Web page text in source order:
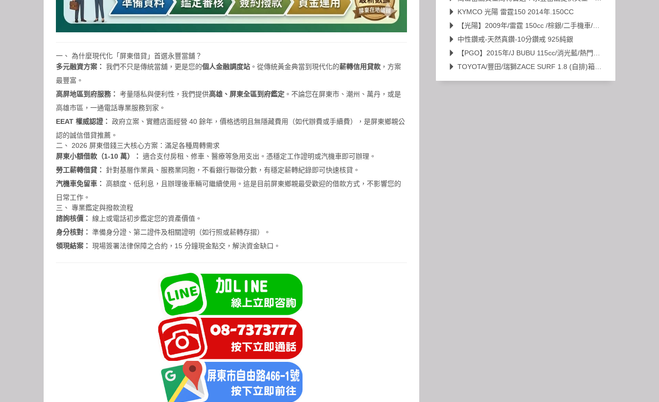
一、 為什麼現代化「 屏東借貸 」首選永豐當舖？
多元融資方案： 我們不只是傳統當舖，更是您的個人金融調度站 。從傳統黃金典當到現代化的薪轉信用貸款 ，方案
最豐富。
高屏地區到府服務： 考量隱私與便利性，我們提供高雄、屏東全區到府鑑定 。不論您在屏東市、潮州、萬丹，或是
高雄市區，一通電話專業服務到家。
EEAT 權威認證： 政府立案、實體店面經營 40 餘年，價格透明且無隱藏費用（如代辦費或手續費），是屏東鄉親公
認的誠信借貸推薦。
二、 2026 屏東借錢三大核心方案：滿足各種周轉需求
屏東小額借款（1-10 萬）： 適合支付房租、修車、醫療等急用支出。憑穩定工作證明或汽機車即可辦理。
勞工薪轉借貸：
針對基層作業員、服務業同胞，不看銀行聯徵分數，有穩定薪轉紀錄即可快速核貸。
汽機車免留車： 高額度、低利息，且辦理後車輛可繼續使用。這是目前屏東鄉親最受歡迎的借款方式，不影響您的
日常工作。
三、 專業鑑定與撥款流程
諮詢核價： 線上或電話初步鑑定您的資產價值。
身分核對： 準備身分證、第二證件及相關證明（如行照或薪轉存摺）。
領現結案： 現場簽署法律保障之合約，15 分鐘現金點交，解決資金缺口。
KYMCO 光陽 雷霆150 2014年.150CC
【光陽】2009年/雷霆 150cc /棕銀/二手機車/代步車
中性鑽戒-天然真鑽-10分鑽戒 925純銀
【PGO】2015年/J BUBU 115cc/消光藍/熱門車款/二手機車/代步車
TOYOTA/豐田/瑞獅ZACE SURF 1.8 (自排)箱型車